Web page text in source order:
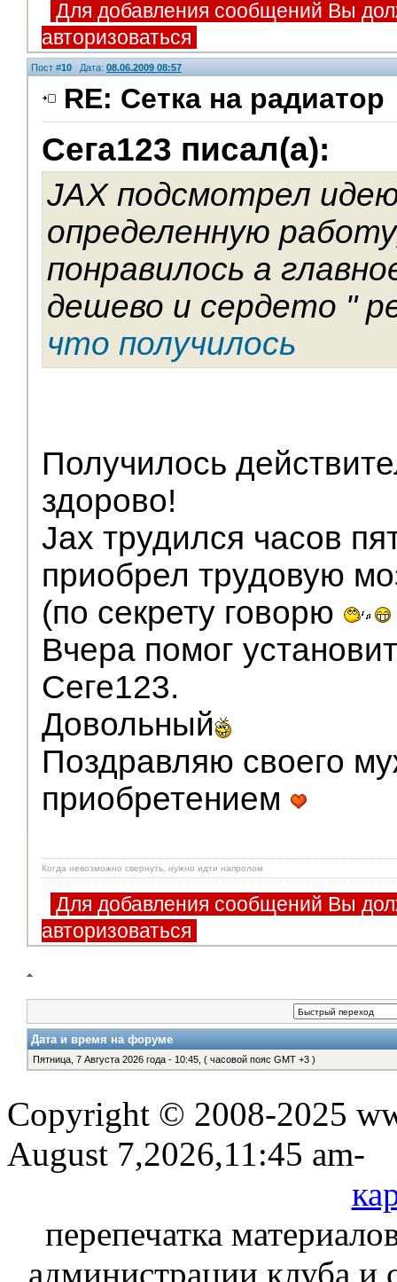
Для добавления сообщений Вы
авторизоваться
Пост #10 Дата: 08.06.2009 08:57
RE: Сетка на радиатор
Сега123 писал(а):
JAX подсмотрел
определенную
понравилось а
дешево и сердето "
что получилось
Получилось
здорово!
Jax трудился часов
приобрел трудовую
(по секрету говорю
Вчера помог
Сеге123.
Довольный
Поздравляю своего
приобретением
Когда невозможно свернуть, нужно идти напролом
Для добавления сообщений Вы
авторизоваться
Дата и время на форуме
Пятница, 7 Августа 2026 года - 10:45, ( часовой пояс GMT +3 )
Copyright © 2008-2025
August 7,2026,11:45 am-
перепечатка
администрации клуба и